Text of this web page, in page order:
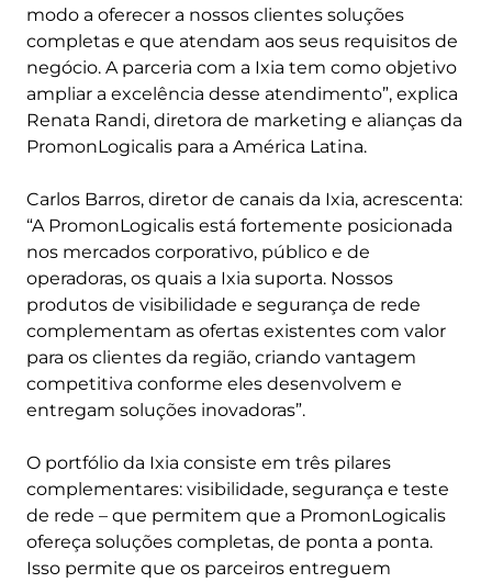
modo a oferecer a nossos clientes soluções
completas e que atendam aos seus requisitos de
negócio. A parceria com a Ixia tem como objetivo
ampliar a excelência desse atendimento”, explica
Renata Randi, diretora de marketing e alianças da
PromonLogicalis para a América Latina.
Carlos Barros, diretor de canais da Ixia, acrescenta:
“A PromonLogicalis está fortemente posicionada
nos mercados corporativo, público e de
operadoras, os quais a Ixia suporta. Nossos
produtos de visibilidade e segurança de rede
complementam as ofertas existentes com valor
para os clientes da região, criando vantagem
competitiva conforme eles desenvolvem e
entregam soluções inovadoras”.
O portfólio da Ixia consiste em três pilares
complementares: visibilidade, segurança e teste
de rede – que permitem que a PromonLogicalis
ofereça soluções completas, de ponta a ponta.
Isso permite que os parceiros entreguem